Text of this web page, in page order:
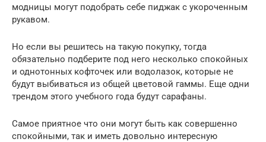
модницы могут подобрать себе пиджак с укороченным
рукавом.
Но если вы решитесь на такую покупку, тогда
обязательно подберите под него несколько спокойных
и однотонных кофточек или водолазок, которые не
будут выбиваться из общей цветовой гаммы. Еще одни
трендом этого учебного года будут сарафаны.
Самое приятное что они могут быть как совершенно
спокойными, так и иметь довольно интересную